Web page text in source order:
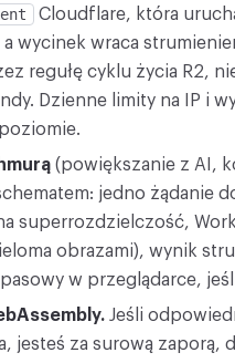
Cloudflare, która
wycinek wraca
regułę cyklu życia R2,
Dzienne limity na IP i
(powiększanie z AI,
jedno żądanie
superrozdzielczość,
obrazami), wynik
w przeglądarce,
Jeśli
jesteś za surową